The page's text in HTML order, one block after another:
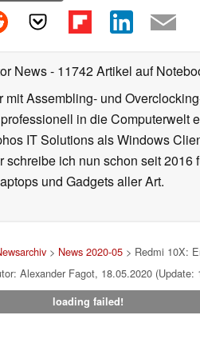
News- 11742 Artikel auf
Assembling- und
in die
IT Solutions als Windows
ich nun schon seit
und Gadgets aller Art.
> News 2020-05 > Redmi 10X:
Alexander Fagot, 18.05.2020 (Update:
loading failed!